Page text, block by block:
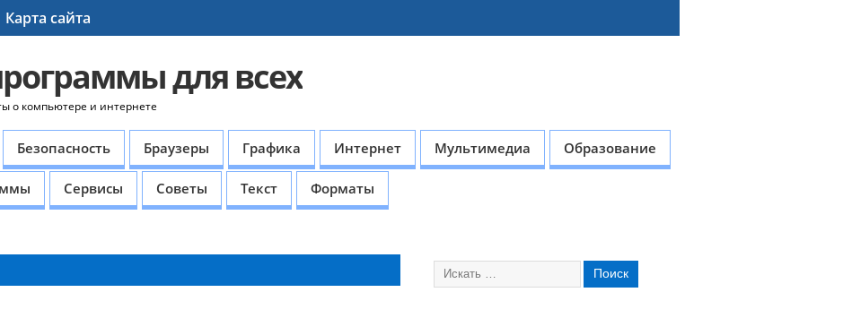
Карта сайта
для всех
о компьютере и интернете
Безопасность Браузеры Графика Интернет Мультимедиа Образование
Сервисы Советы Текст Форматы